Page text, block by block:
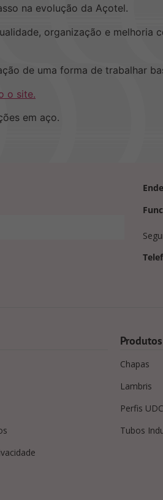
na evolução da Açotel.
organização e melhoria
de uma forma de trabalhar
o site.
em aço.
Produtos
Chapas
Lambris
Perfis UDC
Tubos